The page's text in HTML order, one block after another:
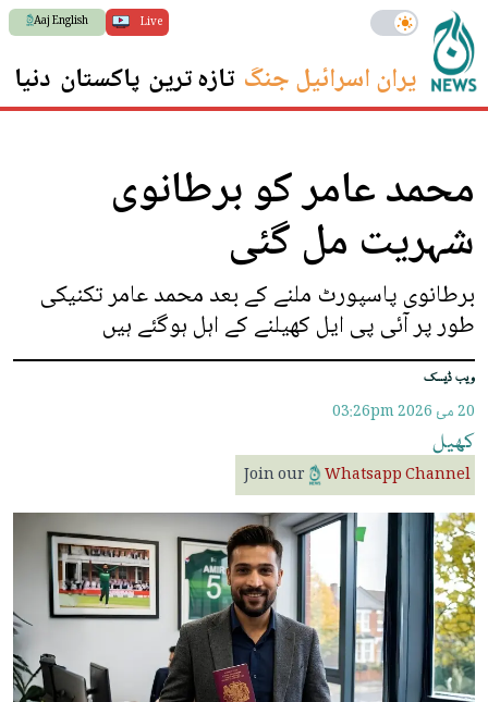
Live
Aaj English
ایران اسرائیل جنگ تازہ ترین پاکستان دنیا
محمد عامر کو برطانوی
شہریت مل گئی
برطانوی پاسپورٹ ملنے کے بعد محمد عامر تکنیکی
طور پر آئی پی ایل کھیلنے کے اہل ہوگئے ہیں
ویب ڈیسک
20 مئ 2026 03:26pm
کھیل
Join our Whatsapp Channel